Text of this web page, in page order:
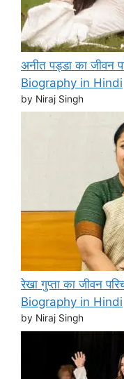
अनीत पड्डा का जीवन
Biography in Hindi
by Niraj Singh
रेखा गुप्ता का जीवन
Biography in Hindi
by Niraj Singh